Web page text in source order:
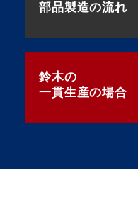
部品製造の流れ
鈴木の
一貫生産の場合